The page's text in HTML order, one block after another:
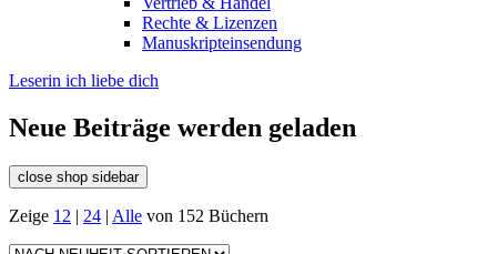
Rechte & Lizenzen
Manuskripteinsendung
Leserin ich liebe dich
Neue Beiträge werden geladen
close shop sidebar
Zeige 12 | 24 | Alle von 152 Büchern